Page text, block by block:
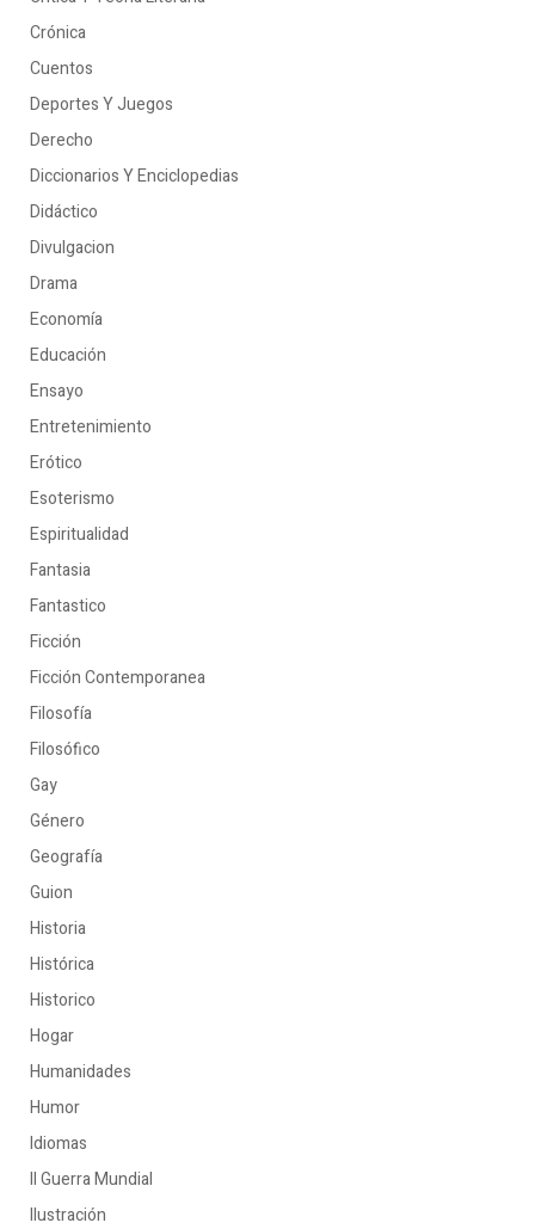
Crónica
Cuentos
Deportes Y Juegos
Derecho
Diccionarios Y Enciclopedias
Didáctico
Divulgacion
Drama
Economía
Educación
Ensayo
Entretenimiento
Erótico
Esoterismo
Espiritualidad
Fantasia
Fantastico
Ficción
Ficción Contemporanea
Filosofía
Filosófico
Gay
Género
Geografía
Guion
Historia
Histórica
Historico
Hogar
Humanidades
Humor
Idiomas
II Guerra Mundial
Ilustración